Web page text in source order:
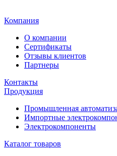
Компания
О компании
Сертификаты
Отзывы клиентов
Партнеры
Контакты
Продукция
Промышленная
Импортные
Электрокомпоненты
Каталог товаров